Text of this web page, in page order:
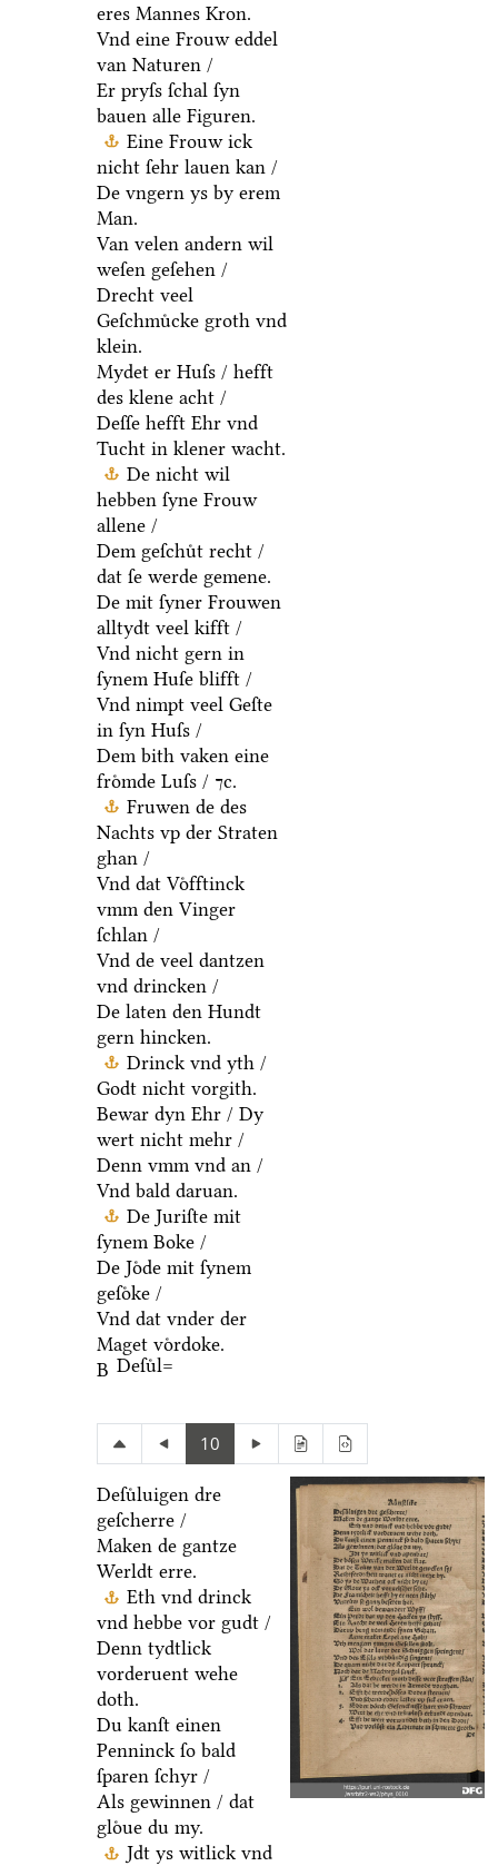
eres Mannes Kron.
Vnd eine Frouw eddel
van Naturen /
Er pryſs ſchal ſyn
bauen alle Figuren.
Eine Frouw ick
nicht ſehr lauen kan /
De vngern ys by erem
Man.
Van velen andern wil
weſen geſehen /
Drecht veel
Geſchmuͤcke groth vnd
klein.
Mydet er Huſs / hefft
des klene acht /
Deſſe hefft Ehr vnd
Tucht in klener wacht.
De nicht wil
hebben ſyne Frouw
allene /
Dem geſchuͤt recht /
dat ſe werde gemene.
De mit ſyner Frouwen
alltydt veel kifft /
Vnd nicht gern in
ſynem Huſe blifft /
Vnd nimpt veel Geſte
in ſyn Huſs /
Dem bith vaken eine
froͤmde Luſs / ⁊c.
Fruwen de des
Nachts vp der Straten
ghan /
Vnd dat Voͤfftinck
vmm den Vinger
ſchlan /
Vnd de veel dantzen
vnd drincken /
De laten den Hundt
gern hincken.
Drinck vnd yth /
Godt nicht vorgith.
Bewar dyn Ehr / Dy
wert nicht mehr /
Denn vmm vnd an /
Vnd bald daruan.
De Juriſte mit
ſynem Boke /
De Joͤde mit ſynem
geſoͤke /
Vnd dat vnder der
Maget voͤrdoke.
B Deſuͤl=
10
Deſuͤluigen dre
geſcherre /
Maken de gantze
Werldt erre.
Eth vnd drinck
vnd hebbe vor gudt /
Denn tydtlick
vorderuent wehe
doth.
Du kanſt einen
Penninck ſo bald
ſparen ſchyr /
Als gewinnen / dat
gloͤue du my.
Jdt ys witlick vnd